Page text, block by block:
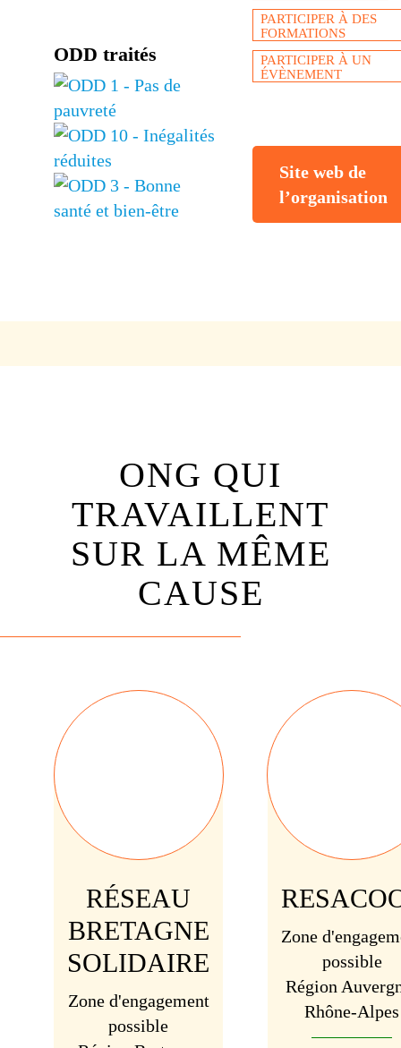
ODD traités
PARTICIPER À DES
FORMATIONS
PARTICIPER À UN
ÉVÈNEMENT
Site web de
l’organisation
ONG QUI
TRAVAILLENT
SUR LA MÊME
CAUSE
RÉSEAU
BRETAGNE
SOLIDAIRE
Zone d'engagement
possible
Zone
possible
Région
Rhône-Alpes